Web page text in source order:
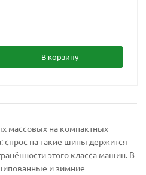
В корзину
массовых на компактных
спрос на такие шины держится
этого класса машин. В
и зимние